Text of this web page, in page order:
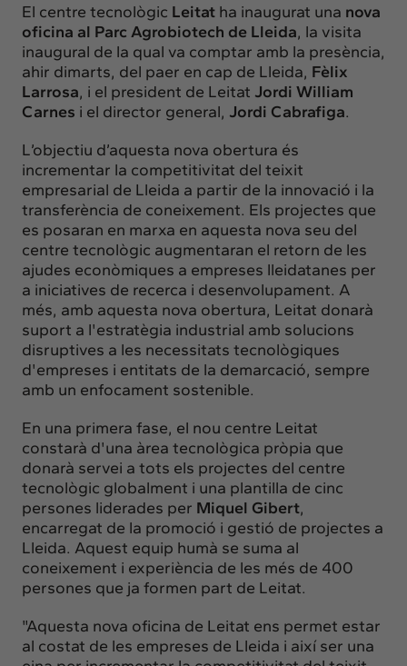
El centre tecnològic Leitat ha inaugurat una nova
oficina al Parc Agrobiotech de Lleida, la visita
inaugural de la qual va comptar amb la presència,
ahir dimarts, del paer en cap de Lleida, Fèlix
Larrosa, i el president de Leitat Jordi William
Carnes i el director general, Jordi Cabrafiga.
L’objectiu d’aquesta nova obertura és
incrementar la competitivitat del teixit
empresarial de Lleida a partir de la innovació i la
transferència de coneixement. Els projectes que
es posaran en marxa en aquesta nova seu del
centre tecnològic augmentaran el retorn de les
ajudes econòmiques a empreses lleidatanes per
a iniciatives de recerca i desenvolupament. A
més, amb aquesta nova obertura, Leitat donarà
suport a l'estratègia industrial amb solucions
disruptives a les necessitats tecnològiques
d'empreses i entitats de la demarcació, sempre
amb un enfocament sostenible.
En una primera fase, el nou centre Leitat
constarà d'una àrea tecnològica pròpia que
donarà servei a tots els projectes del centre
tecnològic globalment i una plantilla de cinc
persones liderades per Miquel Gibert,
encarregat de la promoció i gestió de projectes a
Lleida. Aquest equip humà se suma al
coneixement i experiència de les més de 400
persones que ja formen part de Leitat.
"Aquesta nova oficina de Leitat ens permet estar
al costat de les empreses de Lleida i així ser una